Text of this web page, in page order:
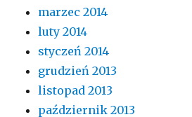
marzec 2014
luty 2014
styczeń 2014
grudzień 2013
listopad 2013
październik 2013